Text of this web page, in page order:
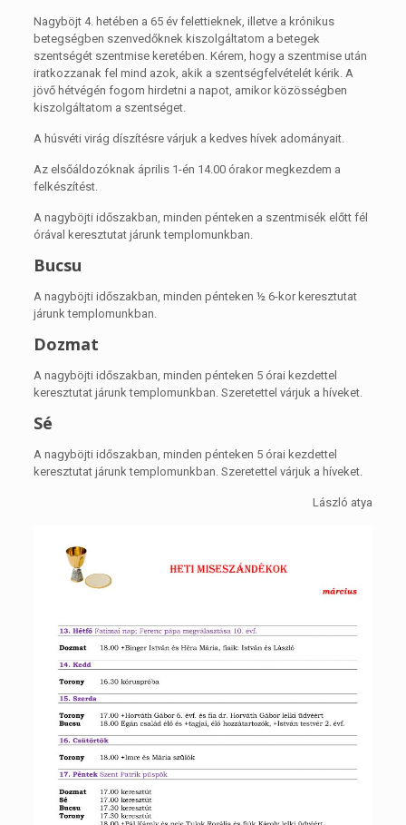
Nagyböjt 4. hetében a 65 év felettieknek, illetve a krónikus
betegségben szenvedőknek kiszolgáltatom a betegek
szentségét szentmise keretében. Kérem, hogy a szentmise után
iratkozzanak fel mind azok, akik a szentségfelvételét kérik. A
jövő hétvégén fogom hirdetni a napot, amikor közösségben
kiszolgáltatom a szentséget.
A húsvéti virág díszítésre várjuk a kedves hívek adományait.
Az elsőáldozóknak április 1-én 14.00 órakor megkezdem a
felkészítést.
A nagyböjti időszakban, minden pénteken a szentmisék előtt fél
órával keresztutat járunk templomunkban.
Bucsu
A nagyböjti időszakban, minden pénteken ½ 6-kor keresztutat
járunk templomunkban.
Dozmat
A nagyböjti időszakban, minden pénteken 5 órai kezdettel
keresztutat járunk templomunkban. Szeretettel várjuk a híveket.
Sé
A nagyböjti időszakban, minden pénteken 5 órai kezdettel
keresztutat járunk templomunkban. Szeretettel várjuk a híveket.
László atya